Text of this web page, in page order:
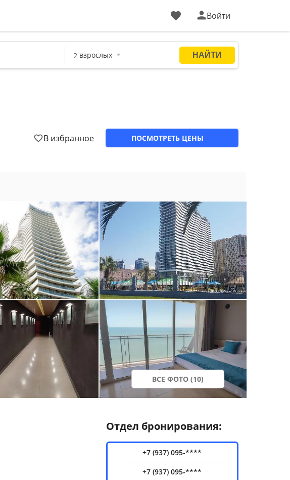
Войти
В избранное ПОСМОТРЕТЬ ЦЕНЫ
ВСЕ ФОТО (10)
Отдел бронирования:
+7 (937) 095-****
+7 (937) 095-****